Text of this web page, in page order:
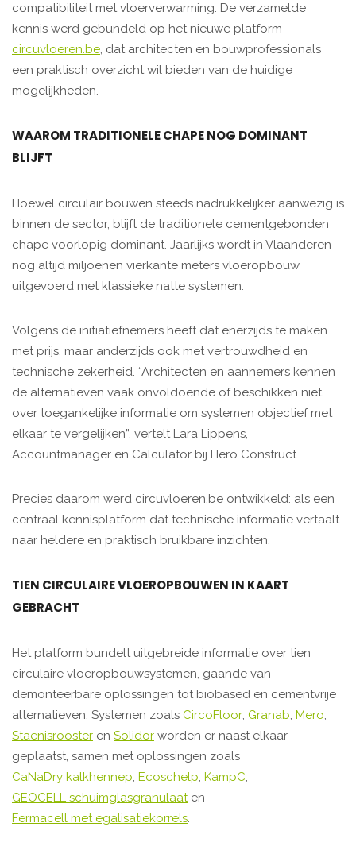
compatibiliteit met vloerverwarming. De verzamelde
kennis werd gebundeld op het nieuwe platform
circuvloeren.be, dat architecten en bouwprofessionals
een praktisch overzicht wil bieden van de huidige
mogelijkheden.
WAAROM TRADITIONELE CHAPE NOG DOMINANT
BLIJFT
Hoewel circulair bouwen steeds nadrukkelijker aanwezig is
binnen de sector, blijft de traditionele cementgebonden
chape voorlopig dominant. Jaarlijks wordt in Vlaanderen
nog altijd miljoenen vierkante meters vloeropbouw
uitgevoerd met klassieke natte systemen.
Volgens de initiatiefnemers heeft dat enerzijds te maken
met prijs, maar anderzijds ook met vertrouwdheid en
technische zekerheid. “Architecten en aannemers kennen
de alternatieven vaak onvoldoende of beschikken niet
over toegankelijke informatie om systemen objectief met
elkaar te vergelijken”, vertelt Lara Lippens,
Accountmanager en Calculator bij Hero Construct.
Precies daarom werd circuvloeren.be ontwikkeld: als een
centraal kennisplatform dat technische informatie vertaalt
naar heldere en praktisch bruikbare inzichten.
TIEN CIRCULAIRE VLOEROPBOUWEN IN KAART
GEBRACHT
Het platform bundelt uitgebreide informatie over tien
circulaire vloeropbouwsystemen, gaande van
demonteerbare oplossingen tot biobased en cementvrije
alternatieven. Systemen zoals CircoFloor, Granab, Mero,
Staenisrooster en Solidor worden er naast elkaar
geplaatst, samen met oplossingen zoals
CaNaDry kalkhennep, Ecoschelp, KampC,
GEOCELL schuimglasgranulaaten
Fermacell met egalisatiekorrels.